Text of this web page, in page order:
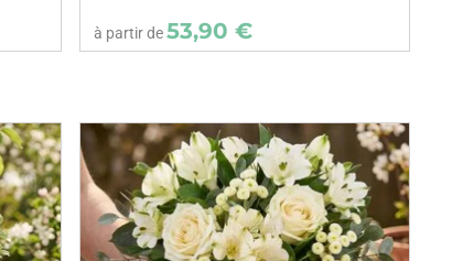
à partir de53,90 €